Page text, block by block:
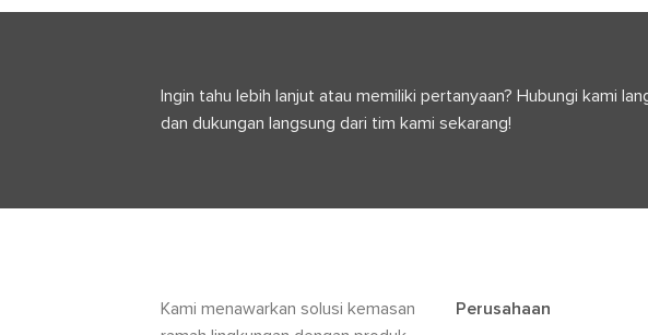
Ingin tahu lebih lanjut atau memiliki pertanyaan? Hubungi kami
dan dukungan langsung dari tim kami sekarang!
Kami menawarkan solusi kemasan
Perusahaan